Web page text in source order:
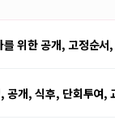
를 위한 공개, 고정순
공개, 식후, 단회투여,